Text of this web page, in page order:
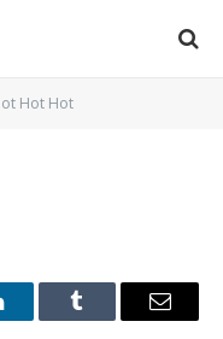
Hot Hot
Tumblr Email